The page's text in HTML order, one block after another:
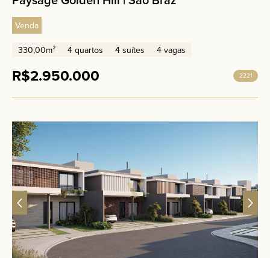
Venda
330,00m² 4 quartos 4 suítes 4 vagas
R$2.950.000 2221